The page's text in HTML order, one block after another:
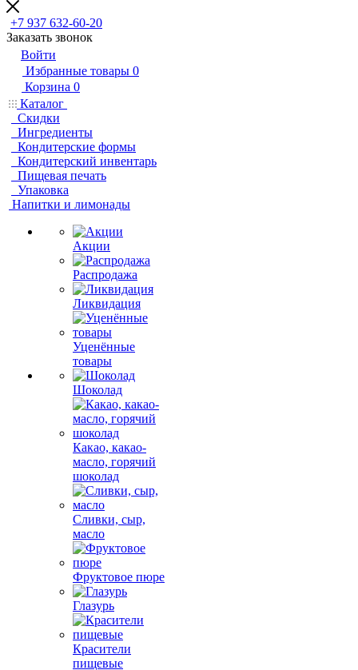
+7 937 632-60-20
Заказать звонок
Войти
Избранные товары 0
Корзина 0
Каталог
Скидки
Ингредиенты
Кондитерские формы
Кондитерский инвентарь
Пищевая печать
Упаковка
Напитки и лимонады
Акции
Распродажа
Ликвидация
Уценённые
товары
Шоколад
Какао, какао-
масло, горячий
шоколад
Сливки, сыр,
масло
Фруктовое пюре
Глазурь
Красители
пищевые